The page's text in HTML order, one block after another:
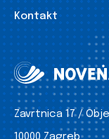
Kontakt
Zavrtnica 17 /